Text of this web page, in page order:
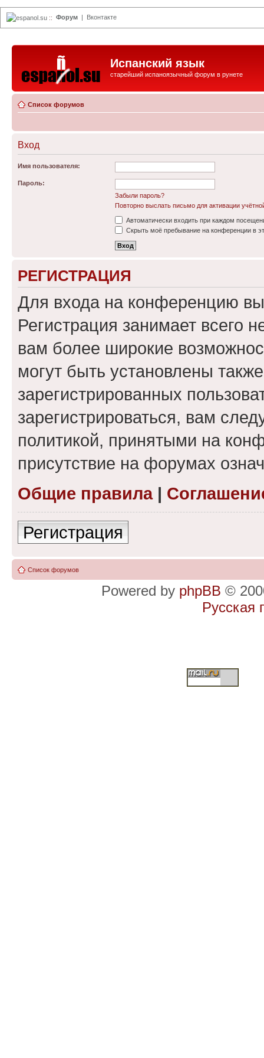
espanol.su :: Форум | Вконтакте
Испанский язык
старейший испаноязычный форум в рунете
Список форумов
Вход
Имя пользователя:
Пароль:
Забыли пароль?
Повторно выслать письмо для активации
Автоматически входить при каждом
Скрыть моё пребывание на конференции в
РЕГИСТРАЦИЯ
Для входа на конференцию
Регистрация занимает всего
вам более широкие
могут быть установлены
зарегистрированных
зарегистрироваться, вам
политикой, принятыми на
присутствие на форумах
Общие правила|
Регистрация
Список форумов
Powered by phpBB ©
Русская